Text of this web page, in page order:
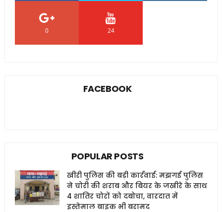
0 24
FACEBOOK
POPULAR POSTS
खीरी पुलिस की बड़ी कार्रवाई: मझगई पुलिस
ने चोरी की शराब और बियर के जखीरे के साथ
4 शातिर चोरों को दबोचा, वारदात में
इस्तेमाल बाइक भी बरामद